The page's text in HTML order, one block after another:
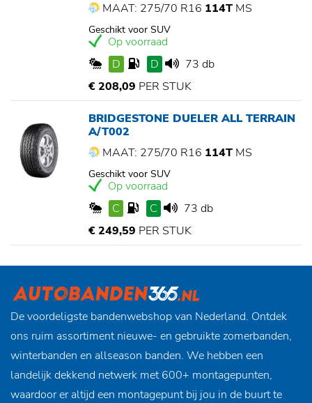
MAAT: 275/70 R16 114T MS
Geschikt voor SUV
Op voorraad
D
D
73 db
€ 208,09 PER STUK
BRIDGESTONE DUELER ALL TERRAIN
A/T002
MAAT: 275/70 R16 114T MS
Geschikt voor SUV
Op voorraad
C
C
73 db
€ 249,59 PER STUK
De voordeligste bandenwebshop van Nederland. Ontdek
ons ruim assortiment nieuwe- en gebruikte zomerbanden,
winterbanden en allseason banden. We hebben een
landelijk dekkend netwerk met 600+ montagepunten,
waardoor er altijd een montagepunt bij jou in de buurt te